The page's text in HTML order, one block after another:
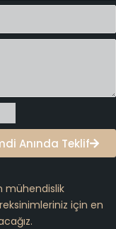
Anında Teklif
mühendislik
için en